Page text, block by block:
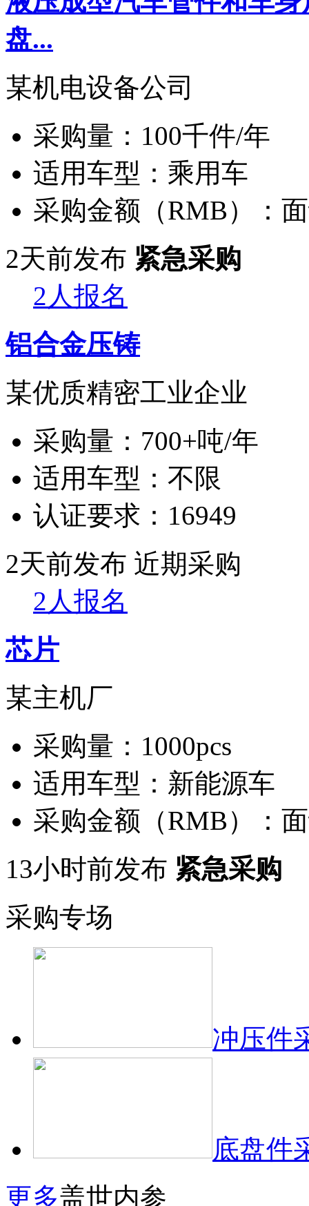
盘...
某机电设备公司
采购量： 100千件/年
适用车型： 乘用车
采购金额（RMB）：
2天前发布 紧急采购
2人报名
铝合金压铸
某优质精密工业企业
采购量： 700+吨/年
适用车型： 不限
认证要求： 16949
2天前发布 近期采购
2人报名
芯片
某主机厂
采购量： 1000pcs
适用车型： 新能源车
采购金额（RMB）：
13小时前发布 紧急采购
采购专场
冲压件
底盘件
更多盖世内参